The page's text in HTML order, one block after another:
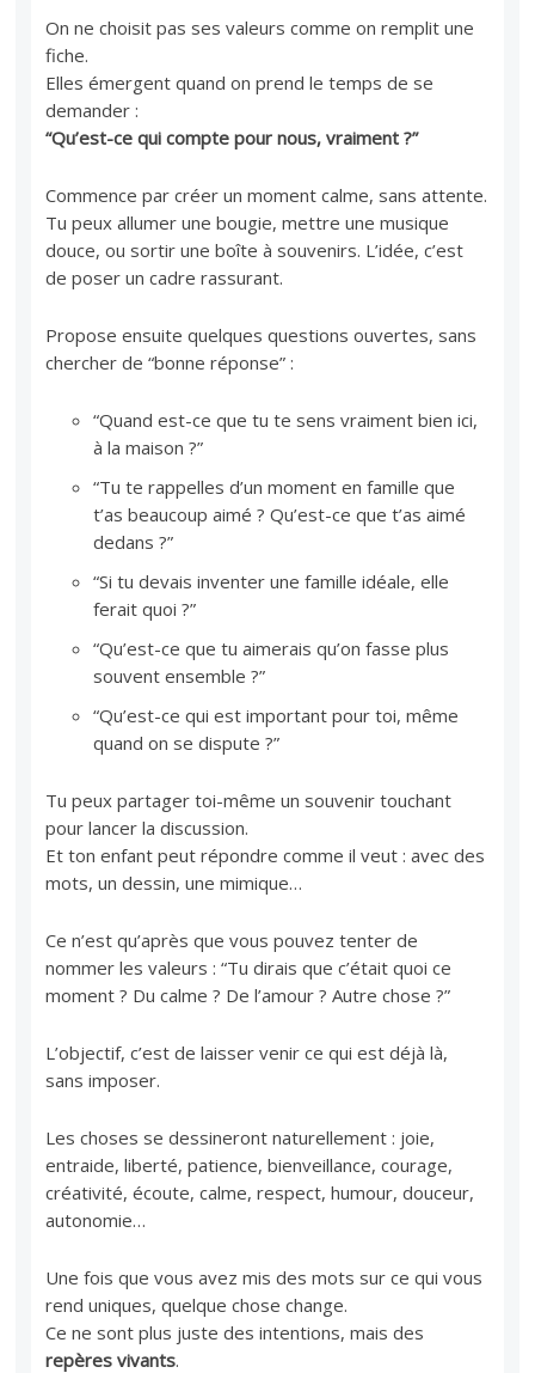
On ne choisit pas ses valeurs comme on remplit une
fiche.
Elles émergent quand on prend le temps de se
demander :
“Qu’est-ce qui compte pour nous, vraiment ?”
Commence par créer un moment calme, sans attente.
Tu peux allumer une bougie, mettre une musique
douce, ou sortir une boîte à souvenirs. L’idée, c’est
de poser un cadre rassurant.
Propose ensuite quelques questions ouvertes, sans
chercher de “bonne réponse” :
“Quand est-ce que tu te sens vraiment bien ici,
à la maison ?”
“Tu te rappelles d’un moment en famille que
t’as beaucoup aimé ? Qu’est-ce que t’as aimé
dedans ?”
“Si tu devais inventer une famille idéale, elle
ferait quoi ?”
“Qu’est-ce que tu aimerais qu’on fasse plus
souvent ensemble ?”
“Qu’est-ce qui est important pour toi, même
quand on se dispute ?”
Tu peux partager toi-même un souvenir touchant
pour lancer la discussion.
Et ton enfant peut répondre comme il veut : avec des
mots, un dessin, une mimique…
Ce n’est qu’après que vous pouvez tenter de
nommer les valeurs : “Tu dirais que c’était quoi ce
moment ? Du calme ? De l’amour ? Autre chose ?”
L’objectif, c’est de laisser venir ce qui est déjà là,
sans imposer.
Les choses se dessineront naturellement : joie,
entraide, liberté, patience, bienveillance, courage,
créativité, écoute, calme, respect, humour, douceur,
autonomie…
Une fois que vous avez mis des mots sur ce qui vous
rend uniques, quelque chose change.
Ce ne sont plus juste des intentions, mais des
repères vivants.